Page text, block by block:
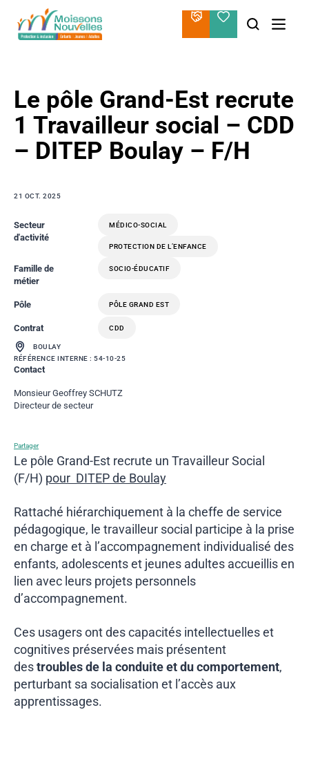
contenu
Le pôle Grand-Est recrute
1 Travailleur social – CDD
– DITEP Boulay – F/H
21 OCT. 2025
Secteur
d'activité
MÉDICO-SOCIAL
PROTECTION DE L’ENFANCE
Famille de
métier
SOCIO-ÉDUCATIF
Pôle PÔLE GRAND EST
Contrat CDD
BOULAY
RÉFÉRENCE INTERNE : 54-10-25
Contact
Monsieur Geoffrey SCHUTZ
Directeur de secteur
Partager
Le pôle Grand-Est recrute un Travailleur Social
(F/H) pour DITEP de Boulay
Rattaché hiérarchiquement à la cheffe de service
pédagogique, le travailleur social participe à la prise
en charge et à l’accompagnement individualisé des
enfants, adolescents et jeunes adultes accueillis en
lien avec leurs projets personnels
d’accompagnement.
Ces usagers ont des capacités intellectuelles et
cognitives préservées mais présentent
destroubles de la conduite et du comportement,
perturbant sa socialisation et l’accès aux
apprentissages.